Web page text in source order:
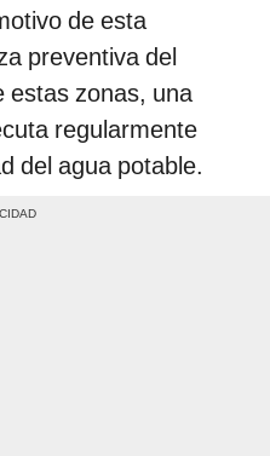
de esta
preventiva del
estas zonas, una
regularmente
del agua potable.